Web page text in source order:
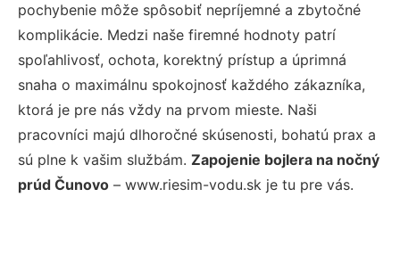
pochybenie môže spôsobiť nepríjemné a zbytočné
komplikácie. Medzi naše firemné hodnoty patrí
spoľahlivosť, ochota, korektný prístup a úprimná
snaha o maximálnu spokojnosť každého zákazníka,
ktorá je pre nás vždy na prvom mieste. Naši
pracovníci majú dlhoročné skúsenosti, bohatú prax a
sú plne k vašim službám. Zapojenie bojlera na nočný
prúd Čunovo – www.riesim-vodu.sk je tu pre vás.